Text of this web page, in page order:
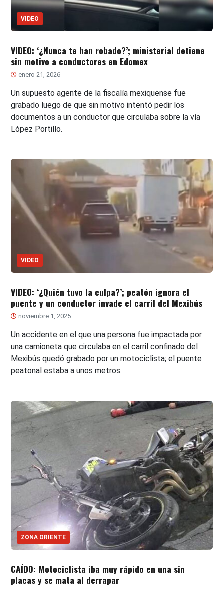
VIDEO
VIDEO: ‘¿Nunca te han robado?’; ministerial detiene
sin motivo a conductores en Edomex
enero 21, 2026
Un supuesto agente de la fiscalía mexiquense fue
grabado luego de que sin motivo intentó pedir los
documentos a un conductor que circulaba sobre la vía
López Portillo.
VIDEO
VIDEO: ‘¿Quién tuvo la culpa?’; peatón ignora el
puente y un conductor invade el carril del Mexibús
noviembre 1, 2025
Un accidente en el que una persona fue impactada por
una camioneta que circulaba en el carril confinado del
Mexibús quedó grabado por un motociclista; el puente
peatonal estaba a unos metros.
ZONA ORIENTE
CAÍDO: Motociclista iba muy rápido en una sin
placas y se mata al derrapar